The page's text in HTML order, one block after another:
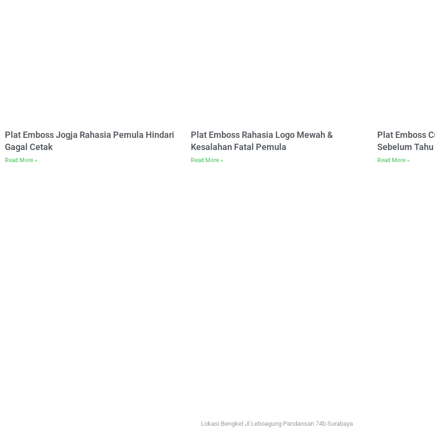
Plat Emboss Jogja Rahasia Pemula Hindari
Gagal Cetak
Read More »
Plat Emboss Rahasia Logo Mewah &
Kesalahan Fatal Pemula
Read More »
Plat Emboss
Sebelum
Read More »
Lokasi Bengkel Jl Leboagung Pandansari 74b Surabaya